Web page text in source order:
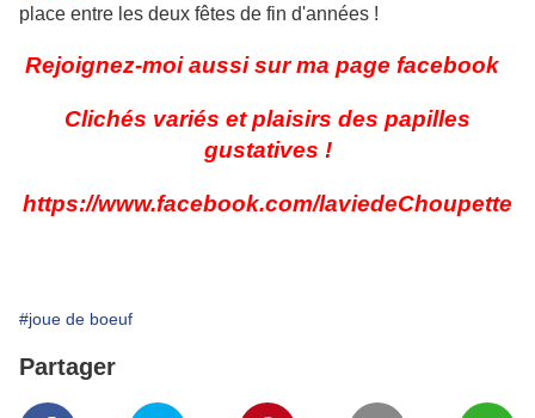
place entre les deux fêtes de fin d'années !
Rejoignez-moi aussi sur ma page facebook
Clichés variés et plaisirs des papilles
gustatives !
https://www.facebook.com/laviedeChoupette
#joue de boeuf
Partager